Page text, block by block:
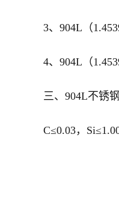
3、904L（
4、904L（
三、904L不锈
C≤0.03，